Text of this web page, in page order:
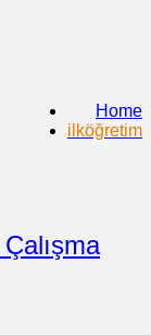
Home
ilköğretim